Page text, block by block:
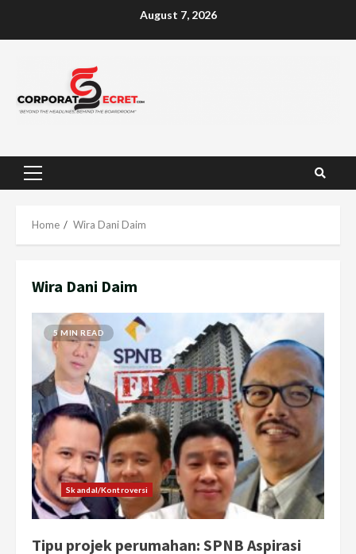
August 7, 2026
Primary
Home Wira Dani Daim
Wira Dani Daim
5 MIN READ
Skandal/Kontroversi
Tipu projek perumahan: SPNB Aspirasi